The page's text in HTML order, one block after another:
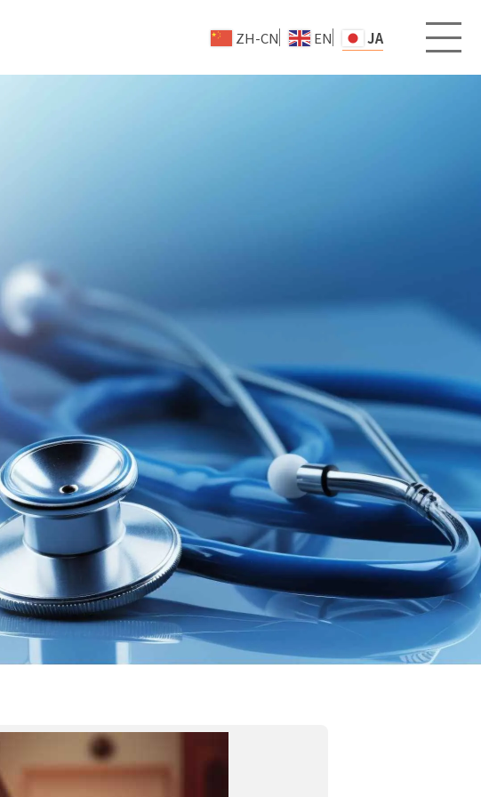
ZH-CN EN JA